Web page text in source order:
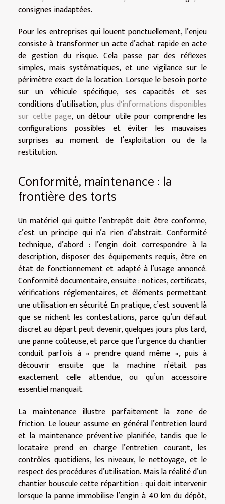
consignes inadaptées.
Pour les entreprises qui louent ponctuellement, l’enjeu
consiste à transformer un acte d’achat rapide en acte
de gestion du risque. Cela passe par des réflexes
simples, mais systématiques, et une vigilance sur le
périmètre exact de la location. Lorsque le besoin porte
sur un véhicule spécifique, ses capacités et ses
conditions d’utilisation,plus d'informations disponibles
sur cette page, un détour utile pour comprendre les
configurations possibles et éviter les mauvaises
surprises au moment de l’exploitation ou de la
restitution.
Conformité, maintenance : la
frontière des torts
Un matériel qui quitte l’entrepôt doit être conforme,
c’est un principe qui n’a rien d’abstrait. Conformité
technique, d’abord : l’engin doit correspondre à la
description, disposer des équipements requis, être en
état de fonctionnement et adapté à l’usage annoncé.
Conformité documentaire, ensuite : notices, certificats,
vérifications réglementaires, et éléments permettant
une utilisation en sécurité. En pratique, c’est souvent là
que se nichent les contestations, parce qu’un défaut
discret au départ peut devenir, quelques jours plus tard,
une panne coûteuse, et parce que l’urgence du chantier
conduit parfois à « prendre quand même », puis à
découvrir ensuite que la machine n’était pas
exactement celle attendue, ou qu’un accessoire
essentiel manquait.
La maintenance illustre parfaitement la zone de
friction. Le loueur assume en général l’entretien lourd
et la maintenance préventive planifiée, tandis que le
locataire prend en charge l’entretien courant, les
contrôles quotidiens, les niveaux, le nettoyage, et le
respect des procédures d’utilisation. Mais la réalité d’un
chantier bouscule cette répartition : qui doit intervenir
lorsque la panne immobilise l’engin à 40 km du dépôt,